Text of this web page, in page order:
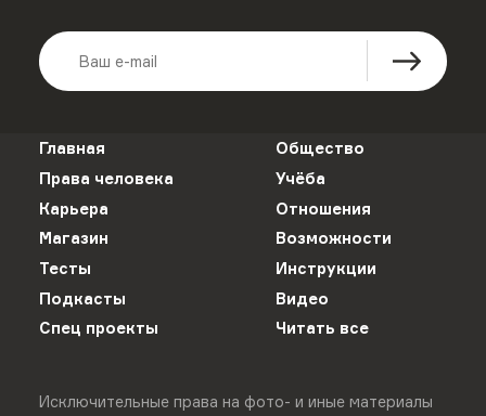
Главная
Общество
Права человека
Учёба
Карьера
Отношения
Магазин
Возможности
Тесты
Инструкции
Подкасты
Видео
Спец проекты
Читать все
Исключительные права на фото- и иные материалы